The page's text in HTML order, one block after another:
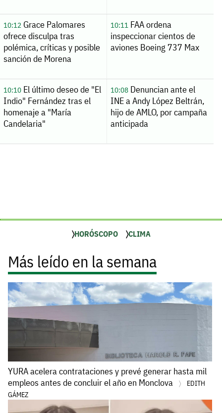
10:12Grace Palomares
ofrece disculpa tras
polémica, críticas y posible
sanción de Morena
10:11FAA ordena
inspeccionar cientos de
aviones Boeing 737 Max
10:10El último deseo de "El
Indio" Fernández tras el
homenaje a "María
Candelaria"
10:08Denuncian ante el
INE a Andy López Beltrán,
hijo de AMLO, por campaña
anticipada
HORÓSCOPO CLIMA
Más leído en la semana
YURA acelera contrataciones y prevé generar hasta mil
empleos antes de concluir el año en Monclova
EDITH
GÁMEZ